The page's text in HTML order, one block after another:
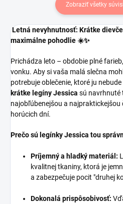
Zobraziť všetky
Letná nevyhnutnosť: Krátke
maximálne pohodlie ☀️✨
Prichádza leto – obdobie plné
vonku. Aby si vaša malá slečna
potrebuje oblečenie, ktoré ju
krátke legíny Jessica sú navrhnuté
najobľúbenejšou a
horúcich dní.
Prečo sú legínky Jessica tou
Príjemný a hladký materiál:
kvalitnej tkaniny, ktorá je
a zabezpečuje pocit "druhej
Dokonalá prispôsobivosť: